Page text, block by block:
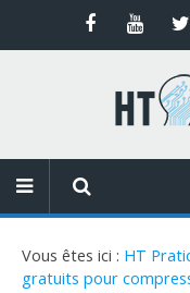
Vous êtes ici : HT
gratuits pour